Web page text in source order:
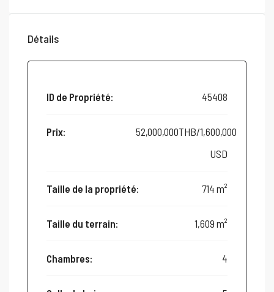
Détails
ID de Propriété: 45408
Prix:
52,000,000THB/1,600,000
USD
Taille de la propriété: 714 m²
Taille du terrain: 1,609 m²
Chambres: 4